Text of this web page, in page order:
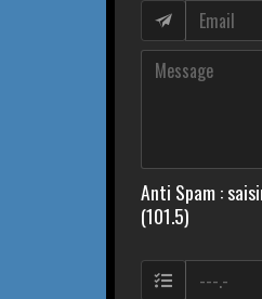
Anti Spam :
(101.5)